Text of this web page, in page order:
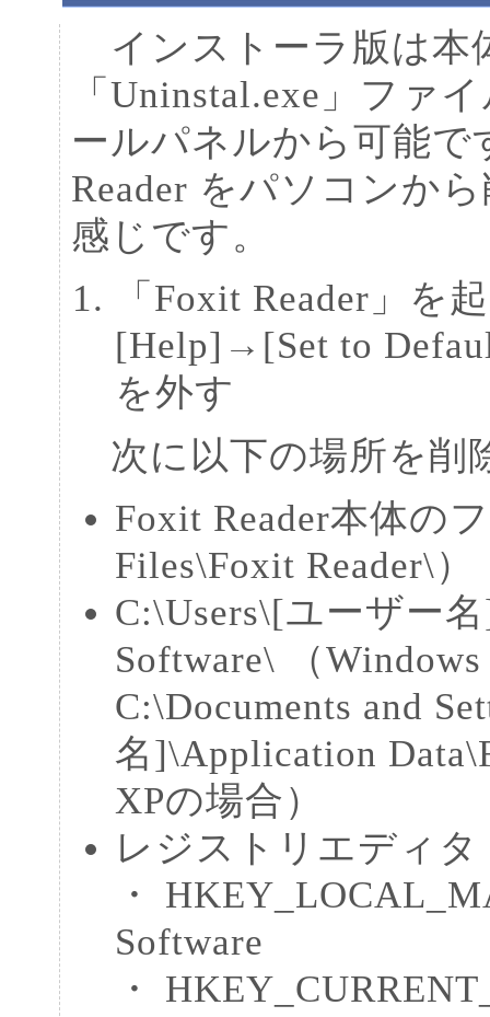
インストーラ版は本
「Uninstal.exe」ファ
ールパネルから可能
Reader をパソコンか
感じです。
「Foxit Reader」を
[Help]→[Set to
を外す
次に以下の場所を削
Foxit Reader本体の
Files\Foxit Reader\）
C:\Users\[ユーザー
Software\ （
C:\Documents and
名]\Application
XPの場合）
レジストリエディタ
・
Software
・